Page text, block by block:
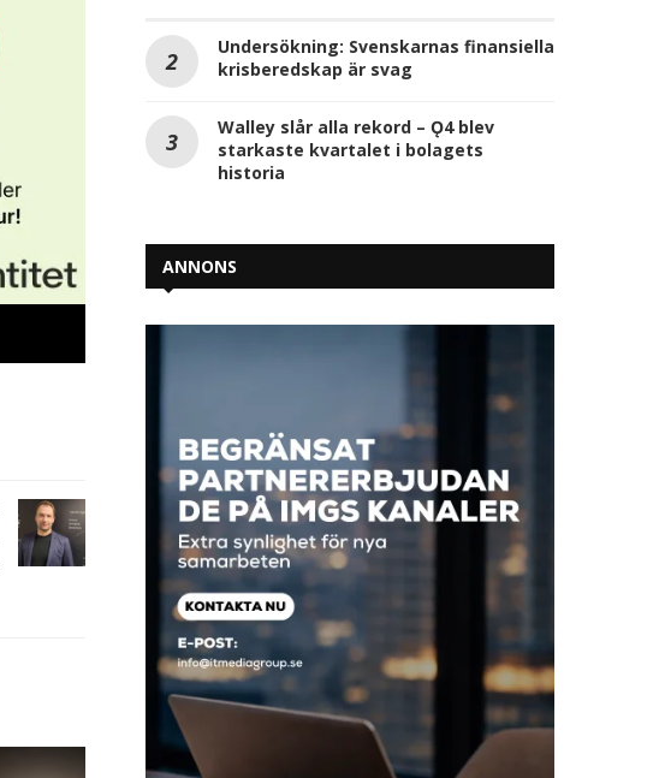
Undersökning: Svenskarnas finansiella
krisberedskap är svag
Walley slår alla rekord – Ǫ4 blev
starkaste kvartalet i bolagets
historia
ANNONS